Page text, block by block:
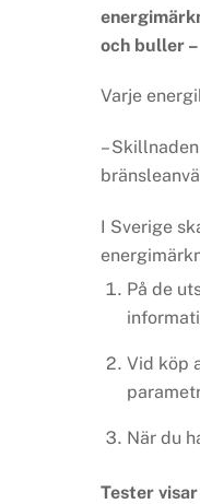
och buller
Varje
–
I Sverige
På de
Vid köp
När du
Tester